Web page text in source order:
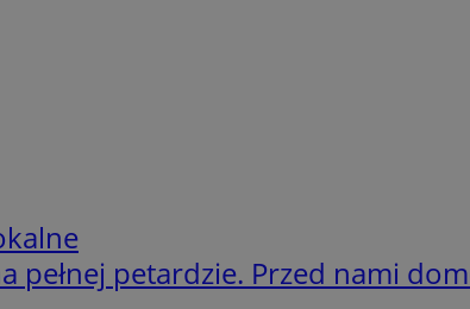
pełnej petardzie. Przed nami